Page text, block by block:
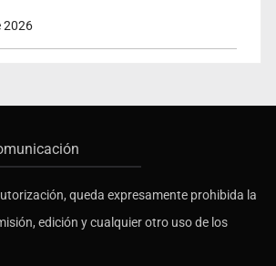
2026
queda expresamente prohibida la
edición y cualquier otro uso de los